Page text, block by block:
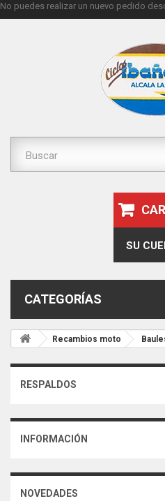
No puedes realizar un nuevo pedido
SU
CATEGORÍAS
Recambios moto
RESPALDOS
INFORMACIÓN
NOVEDADES